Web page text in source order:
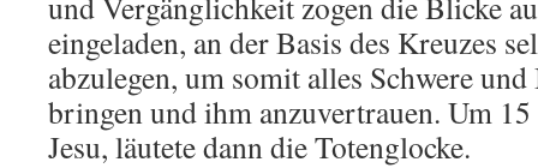
eingeladen, an der Basis des Kreuzes
abzulegen, um somit alles Schwere
bringen und ihm anzuvertrauen. Um
Jesu, läutete dann die Totenglocke.